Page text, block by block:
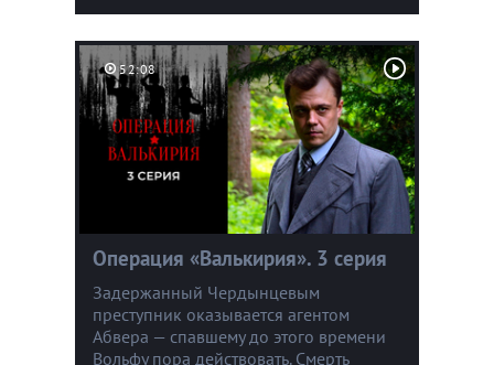
52:08
Операция «Валькирия». 3 серия
Задержанный Чердынцевым
преступник оказывается агентом
Абвера — спавшему до этого времени
Вольфу пора действовать. Смерть